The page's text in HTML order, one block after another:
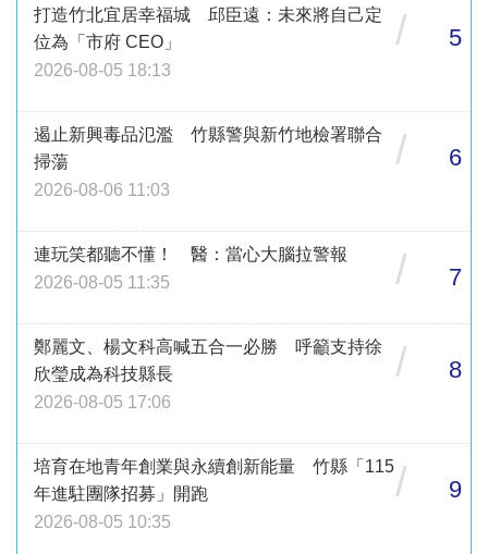
打造竹北宜居幸福城 邱臣遠：未來將自己定
位為「市府 CEO」
2026-08-05 18:13
/ 5
遏止新興毒品氾濫 竹縣警與新竹地檢署聯合
掃蕩
2026-08-06 11:03
/ 6
連玩笑都聽不懂！ 醫：當心大腦拉警報
2026-08-05 11:35
/ 7
鄭麗文、楊文科高喊五合一必勝 呼籲支持徐
欣瑩成為科技縣長
2026-08-05 17:06
/ 8
培育在地青年創業與永續創新能量 竹縣「115
年進駐團隊招募」開跑
2026-08-05 10:35
/ 9